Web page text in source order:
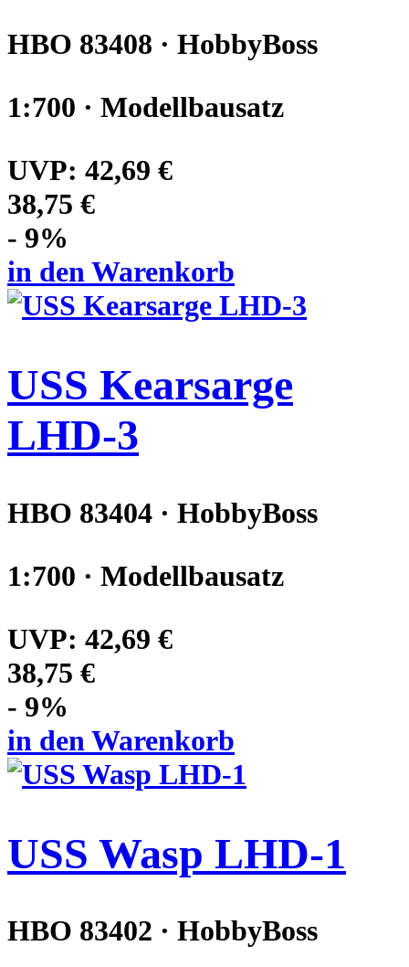
HBO 83408 · HobbyBoss
1:700 · Modellbausatz
UVP: 42,69 €
38,75 €
- 9%
in den Warenkorb
USS Kearsarge
LHD-3
HBO 83404 · HobbyBoss
1:700 · Modellbausatz
UVP: 42,69 €
38,75 €
- 9%
in den Warenkorb
USS Wasp LHD-1
HBO 83402 · HobbyBoss